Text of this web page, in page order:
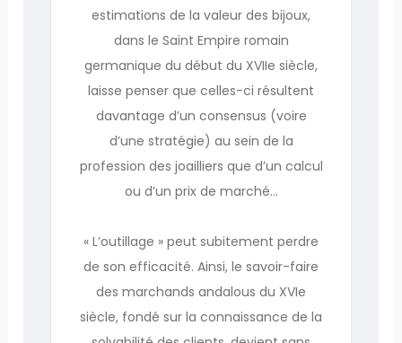
estimations de la valeur des bijoux,
dans le Saint Empire romain
germanique du début du XVIIe siècle,
laisse penser que celles-ci résultent
davantage d’un consensus (voire
d’une stratégie) au sein de la
profession des joailliers que d’un calcul
ou d’un prix de marché…
« L’outillage » peut subitement perdre
de son efficacité. Ainsi, le savoir-faire
des marchands andalous du XVIe
siècle, fondé sur la connaissance de la